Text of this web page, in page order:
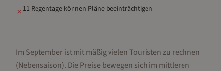
✗ 11 Regentage können Pläne beeinträchtigen
Im September ist mit mäßig vielen Touristen zu rechnen
(Nebensaison). Die Preise bewegen sich im mittleren